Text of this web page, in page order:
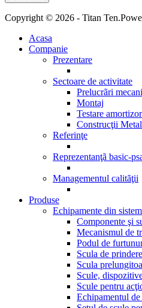
Copyright © 2026 - Titan Ten.
Acasa
Companie
Prezentare
Sectoare de activitate
Prelucrãri
Montaj
Testare
Construcţii
Referinţe
Reprezentanţã basic-
Managementul calitãţii
Produse
Echipamente din
Componente şi
Mecanismul de
Podul de
Scula de
Scula
Scule,
Scule pentru
Echipamentul